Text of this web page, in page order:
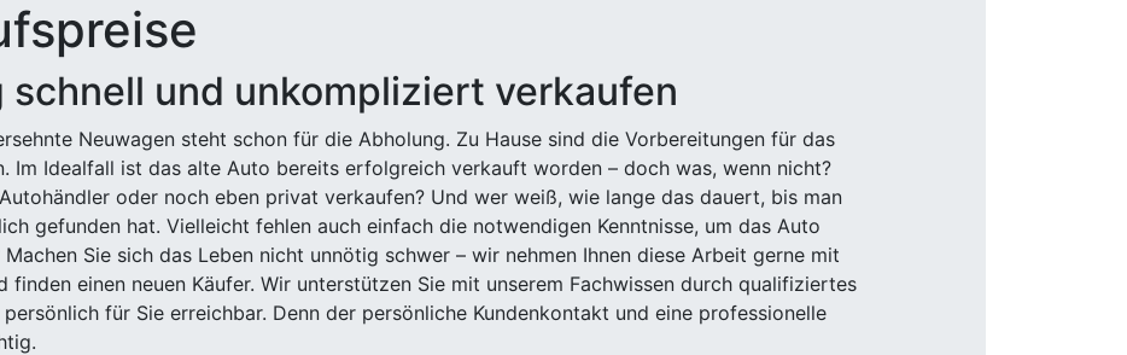
schnell und unkompliziert verkaufen
Neuwagen steht schon für die Abholung. Zu Hause sind die Vorbereitungen für das
Im Idealfall ist das alte Auto bereits erfolgreich verkauft worden – doch was, wenn nicht?
oder noch eben privat verkaufen? Und wer weiß, wie lange das dauert, bis man
gefunden hat. Vielleicht fehlen auch einfach die notwendigen Kenntnisse, um das Auto
Sie sich das Leben nicht unnötig schwer – wir nehmen Ihnen diese Arbeit gerne mit
finden einen neuen Käufer. Wir unterstützen Sie mit unserem Fachwissen durch qualifiziertes
für Sie erreichbar. Denn der persönliche Kundenkontakt und eine professionelle